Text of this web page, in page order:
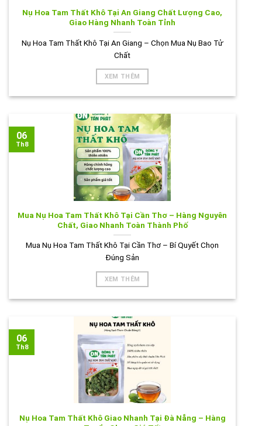
Nụ Hoa Tam Thất Khô Tại An Giang Chất Lượng Cao,
Giao Hàng Nhanh Toàn Tỉnh
Nụ Hoa Tam Thất Khô Tại An Giang – Chọn Mua Nụ Bao Tử
Chất
XEM THÊM
Mua Nụ Hoa Tam Thất Khô Tại Cần Thơ – Hàng Nguyên
Chất, Giao Nhanh Toàn Thành Phố
Mua Nụ Hoa Tam Thất Khô Tại Cần Thơ – Bí Quyết Chọn
Đúng Sản
XEM THÊM
06
Th8
Nụ Hoa Tam Thất Khô Giao Nhanh Tại Đà Nẵng – Hàng
06
Th8